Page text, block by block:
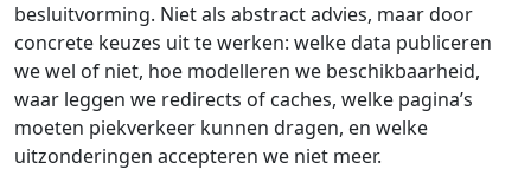
besluitvorming. Niet als abstract advies, maar door
concrete keuzes uit te werken: welke data publiceren
we wel of niet, hoe modelleren we beschikbaarheid,
waar leggen we redirects of caches, welke pagina’s
moeten piekverkeer kunnen dragen, en welke
uitzonderingen accepteren we niet meer.